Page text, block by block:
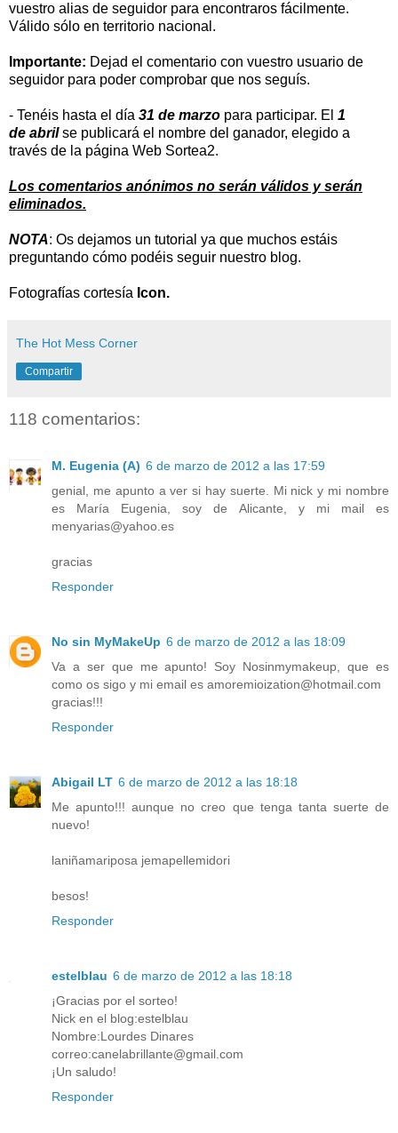
vuestro alias de seguidor para encontraros fácilmente.
Válido sólo en territorio nacional.
Importante: Dejad el comentario con vuestro usuario de
seguidor para poder comprobar que nos seguís.
- Tenéis hasta el día 31 de marzo para participar. El 1
de abrilse publicará el nombre del ganador, elegido a
través de la página Web Sortea2.
Los comentarios anónimos no serán válidos y serán
eliminados.
NOTA: Os dejamos un tutorial ya que muchos estáis
preguntando cómo podéis seguir nuestro blog.
Fotografías cortesía Icon.
The Hot Mess Corner
Compartir
118 comentarios:
M. Eugenia (A) 6 de marzo de 2012 a las 17:59
genial, me apunto a ver si hay suerte. Mi nick y mi nombre
es María Eugenia, soy de Alicante, y mi mail es
menyarias@yahoo.es
gracias
Responder
No sin MyMakeUp 6 de marzo de 2012 a las 18:09
Va a ser que me apunto! Soy Nosinmymakeup, que es
como os sigo y mi email es amoremioization@hotmail.com
gracias!!!
Responder
Abigail LT 6 de marzo de 2012 a las 18:18
Me apunto!!! aunque no creo que tenga tanta suerte de
nuevo!
laniñamariposa jemapellemidori
besos!
Responder
estelblau 6 de marzo de 2012 a las 18:18
¡Gracias por el sorteo!
Nick en el blog:estelblau
Nombre:Lourdes Dinares
correo:canelabrillante@gmail.com
¡Un saludo!
Responder